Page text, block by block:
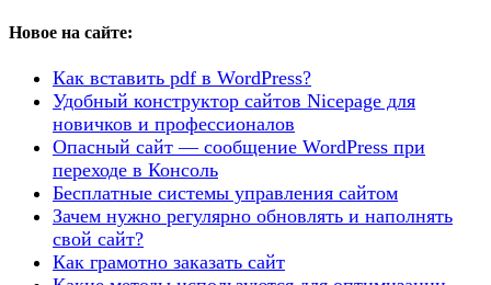
Новое на сайте:
Как вставить pdf в WordPress?
Удобный конструктор сайтов Nicepage для
новичков и профессионалов
Опасный сайт — сообщение WordPress при
переходе в Консоль
Бесплатные системы управления сайтом
Зачем нужно регулярно обновлять и наполнять
свой сайт?
Как грамотно заказать сайт